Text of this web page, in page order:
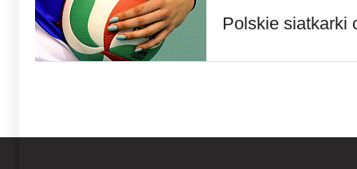
Polskie siatkarki